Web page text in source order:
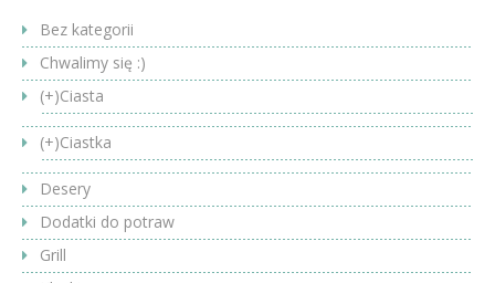
Bez kategorii
Chwalimy się :)
(+)Ciasta
(+)Ciastka
Desery
Dodatki do potraw
Grill